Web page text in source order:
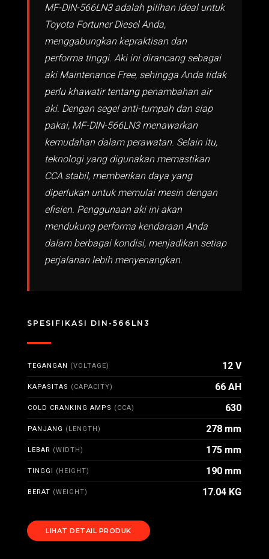
MF-DIN-566LN3 adalah pilihan ideal untuk
Toyota Fortuner Diesel Anda,
menggabungkan kepraktisan dan
performa tinggi. Aki ini dirancang sebagai
aki Maintenance Free, sehingga Anda tidak
perlu khawatir tentang penambahan air
aki. Dengan segel anti-tumpah dan siap
pakai, MF-DIN-566LN3 menawarkan
kemudahan dalam perawatan. Selain itu,
teknologi yang digunakan memastikan
CCA stabil, memberikan daya yang
diperlukan untuk memulai mesin dengan
efisien. Penggunaan aki ini akan
mendukung performa kendaraan Anda
dalam berbagai kondisi, menjadikan setiap
perjalanan lebih menyenangkan.
SPESIFIKASI DIN-566LN3
TEGANGAN (VOLTAGE) 12 V
KAPASITAS (CAPACITY) 66 AH
COLD CRANKING AMPS (CCA) 630
PANJANG (LENGTH) 278 mm
LEBAR (WIDTH) 175 mm
TINGGI (HEIGHT) 190 mm
BERAT (WEIGHT) 17.04 KG
LIHAT DETAIL PRODUK